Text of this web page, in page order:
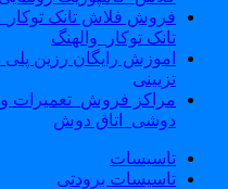
فروش فلاش تانک
تانک توکار_والهنگ
اموزش رایگان رزین پلی
تزیینی
مراکز فروش_تعمیرات
دوشی_اتاق دوش
تاسیسات
تاسیسات برودتی